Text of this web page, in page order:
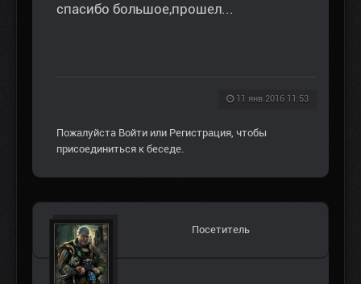
спасибо большое,прошел...
11 янв 2016 11:53
Пожалуйста Войти или Регистрация, чтобы
присоединиться к беседе.
Посетитель